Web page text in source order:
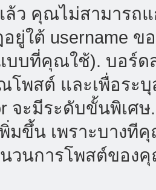
ว คุณไม่สามารถ
ยู่ใต้ username
บที่คุณใช้). บอร์ด
พสต์ และเพื่อระบุ
จะมีระดับขั้นพิเศ
มขึ้น เพราะบางที
วนการโพสต์ของ